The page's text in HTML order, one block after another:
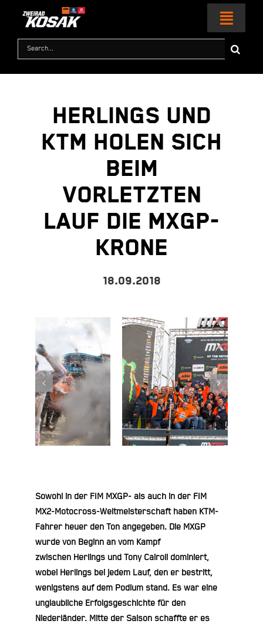
springen
KTM WORLD
Suche
nach:
HERLINGS UND
KTM HOLEN SICH
BEIM
VORLETZTEN
LAUF DIE MXGP-
KRONE
18.09.2018
Sowohl in der FIM MXGP- als auch in der FIM
MX2-Motocross-Weltmeisterschaft haben KTM-
Fahrer heuer den Ton angegeben. Die MXGP
wurde von Beginn an vom Kampf
zwischen Herlings und Tony Cairoli dominiert,
wobei Herlings bei jedem Lauf, den er bestritt,
wenigstens auf dem Podium stand. Es war eine
unglaubliche Erfolgsgeschichte für den
Niederländer. Mitte der Saison schaffte er es